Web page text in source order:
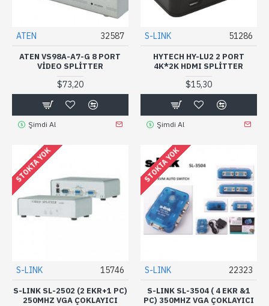
ATEN 32587
ATEN VS98A-A7-G 8 PORT
VIDEO SPLITTER
$73,20
Şimdi Al
S-LINK 51286
HYTECH HY-LU2 2 PORT
4K*2K HDMI SPLITTER
$15,30
Şimdi Al
STOKTA YOK
S-LINK 15746
S-LINK SL-2502 (2 EKR+1 PC)
250MHZ VGA ÇOKLAYICI
STOKTA YOK
S-LINK 22323
S-LINK SL-3504 ( 4 EKR &1
PC) 350MHZ VGA ÇOKLAYICI